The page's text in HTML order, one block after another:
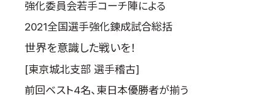
強化委員会若手コーチ陣による
2021全国選手強化錬成試合総括
世界を意識した戦いを！
[東京城北支部 選手稽古]
前回ベスト4名、東日本優勝者が揃う